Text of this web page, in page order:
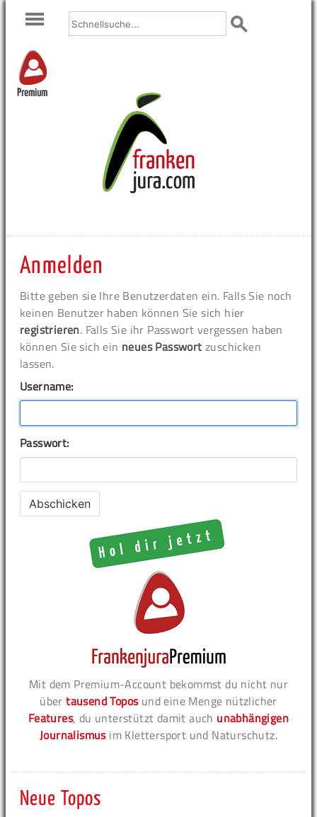
Premium
Anmelden
Bitte geben sie Ihre Benutzerdaten ein. Falls Sie noch
keinen Benutzer haben können Sie sich hier
registrieren. Falls Sie ihr Passwort vergessen haben
können Sie sich ein neues Passwort zuschicken
lassen.
Username:
Passwort:
Mit dem Premium-Account bekommst du nicht nur
übertausend Toposund eine Menge nützlicher
Features, du unterstützt damit auch unabhängigen
Journalismusim Klettersport und Naturschutz.
Neue Topos